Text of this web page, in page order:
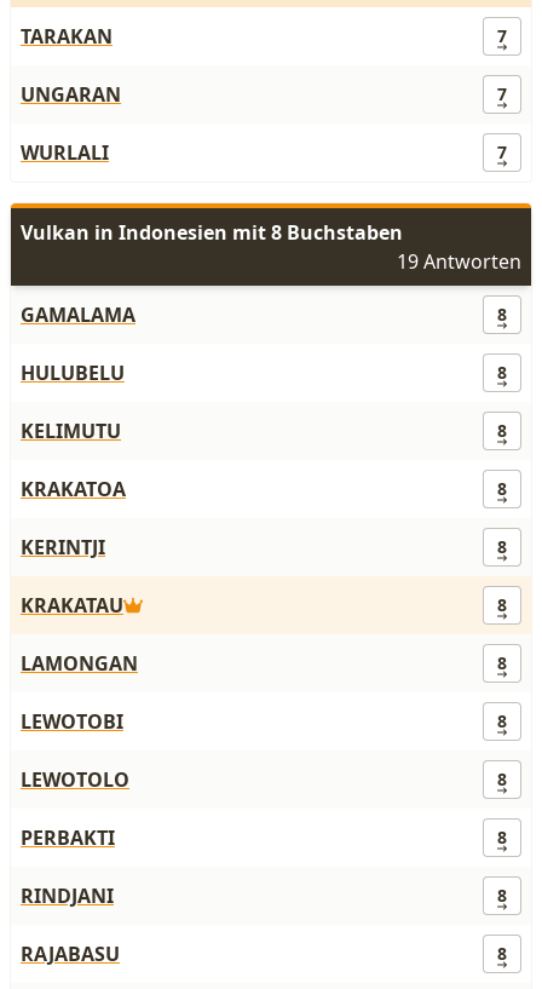
TARAKAN 7
UNGARAN 7
WURLALI 7
Vulkan in Indonesien mit 8 Buchstaben
19 Antworten
GAMALAMA
8
HULUBELU 8
KELIMUTU 8
KRAKATOA 8
KERINTJI 8
KRAKATAU 8
LAMONGAN 8
LEWOTOBI 8
LEWOTOLO 8
PERBAKTI 8
RINDJANI 8
RAJABASU 8